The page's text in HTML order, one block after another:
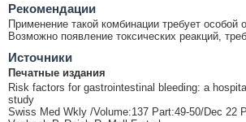
Рекомендации
Применение такой комбинации требует особой
Возможно появление токсических реакций,
Источники
Печатные издания
Risk factors for gastrointestinal bleeding: a
study
Swiss Med Wkly /Volume:137 Part:49-50/Dec 22